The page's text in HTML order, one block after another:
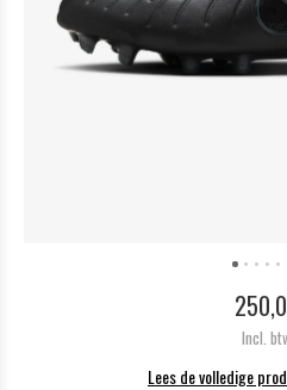
Incl.
Lees de volledige